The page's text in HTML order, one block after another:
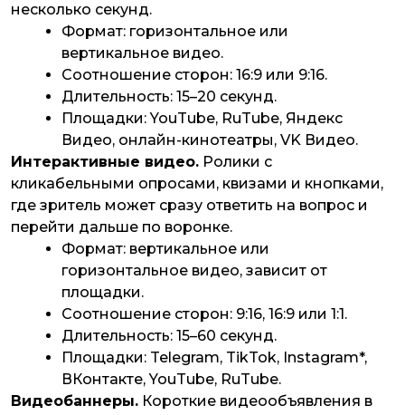
несколько секунд.
Формат: горизонтальное или
вертикальное видео.
Соотношение сторон: 16:9 или 9:16.
Длительность: 15–20 секунд.
Площадки: YouTube, RuTube, Яндекс
Видео, онлайн-кинотеатры, VK Видео.
Интерактивные видео. Ролики с
кликабельными опросами, квизами и кнопками,
где зритель может сразу ответить на вопрос и
перейти дальше по воронке.
Формат: вертикальное или
горизонтальное видео, зависит от
площадки.
Соотношение сторон: 9:16, 16:9 или 1:1.
Длительность: 15–60 секунд.
Площадки: Telegram, TikTok, Instagram*,
ВКонтакте, YouTube, RuTube.
Видеобаннеры. Короткие видеообъявления в